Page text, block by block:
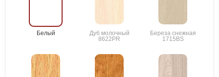
Белый
Дуб молочный
8622PR
Береза снежная
1715BS